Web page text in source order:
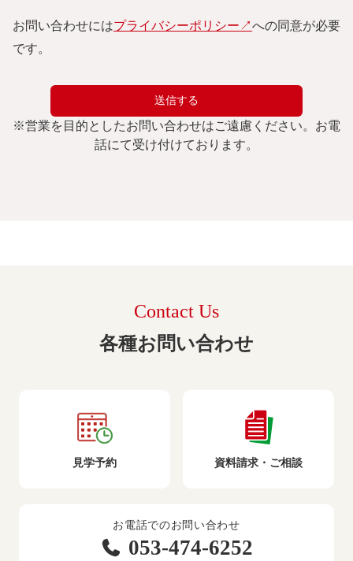
お問い合わせにはプライバシーポリシー↗︎への同意が必要
です。
※営業を目的としたお問い合わせはご遠慮ください。 お電
話にて受け付けております。
Contact Us
各種お問い合わせ
見学予約 資料請求・ご相談
お電話でのお問い合わせ
053-474-6252